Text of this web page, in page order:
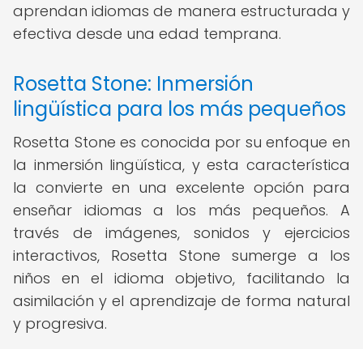
aprendan idiomas de manera estructurada y
efectiva desde una edad temprana.
Rosetta Stone: Inmersión
lingüística para los más pequeños
Rosetta Stone es conocida por su enfoque en
la inmersión lingüística, y esta característica
la convierte en una excelente opción para
enseñar idiomas a los más pequeños. A
través de imágenes, sonidos y ejercicios
interactivos, Rosetta Stone sumerge a los
niños en el idioma objetivo, facilitando la
asimilación y el aprendizaje de forma natural
y progresiva.